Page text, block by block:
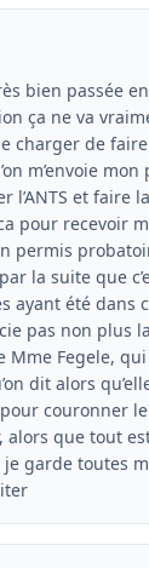
bien passée
ça ne va
charger de
m’envoie mon
l’ANTS et faire
pour recevoir
permis
la suite que
ayant été dans
pas non plus la
Mme Fegele,
dit alors
couronner
alors que tout
garde toutes